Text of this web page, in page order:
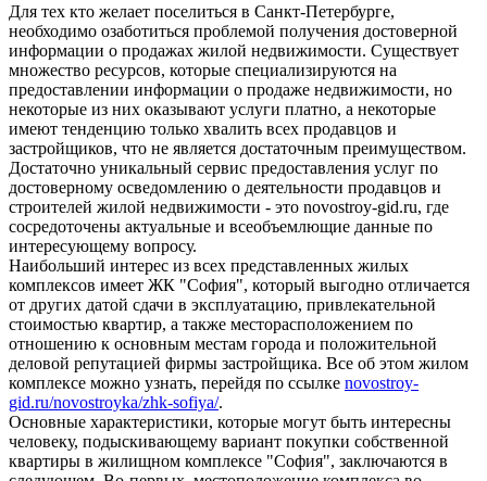
Для тех кто желает поселиться в Санкт-Петербурге,
необходимо озаботиться проблемой получения достоверной
информации о продажах жилой недвижимости. Существует
множество ресурсов, которые специализируются на
предоставлении информации о продаже недвижимости, но
некоторые из них оказывают услуги платно, а некоторые
имеют тенденцию только хвалить всех продавцов и
застройщиков, что не является достаточным преимуществом.
Достаточно уникальный сервис предоставления услуг по
достоверному осведомлению о деятельности продавцов и
строителей жилой недвижимости - это novostroy-gid.ru, где
сосредоточены актуальные и всеобъемлющие данные по
интересующему вопросу.
Наибольший интерес из всех представленных жилых
комплексов имеет ЖК "София", который выгодно отличается
от других датой сдачи в эксплуатацию, привлекательной
стоимостью квартир, а также месторасположением по
отношению к основным местам города и положительной
деловой репутацией фирмы застройщика. Все об этом жилом
комплексе можно узнать, перейдя по ссылке novostroy-
gid.ru/novostroyka/zhk-sofiya/.
Основные характеристики, которые могут быть интересны
человеку, подыскивающему вариант покупки собственной
квартиры в жилищном комплексе "София", заключаются в